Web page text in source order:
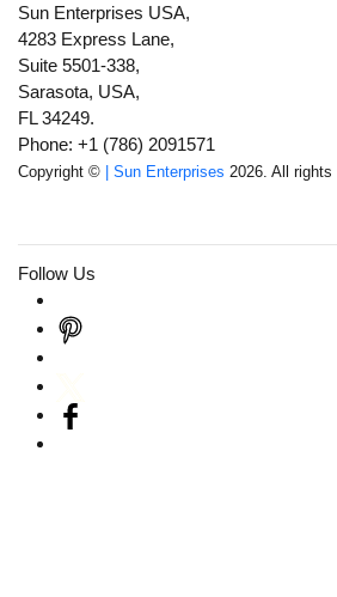
Sun Enterprises USA,
4283 Express Lane,
Suite 5501-338,
Sarasota, USA,
FL 34249.
Phone: +1 (786) 2091571
Copyright © | Sun Enterprises 2026. All rights
Follow Us